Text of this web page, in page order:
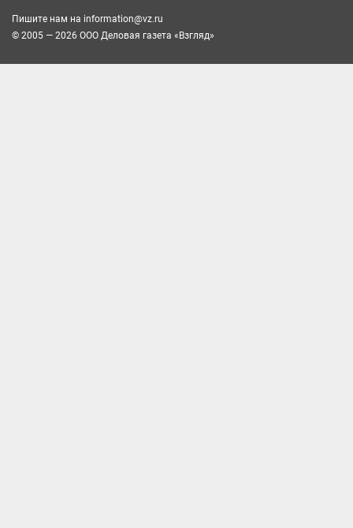
Пишите нам на information@vz.ru
© 2005 — 2026 ООО Деловая газета «Взгляд»